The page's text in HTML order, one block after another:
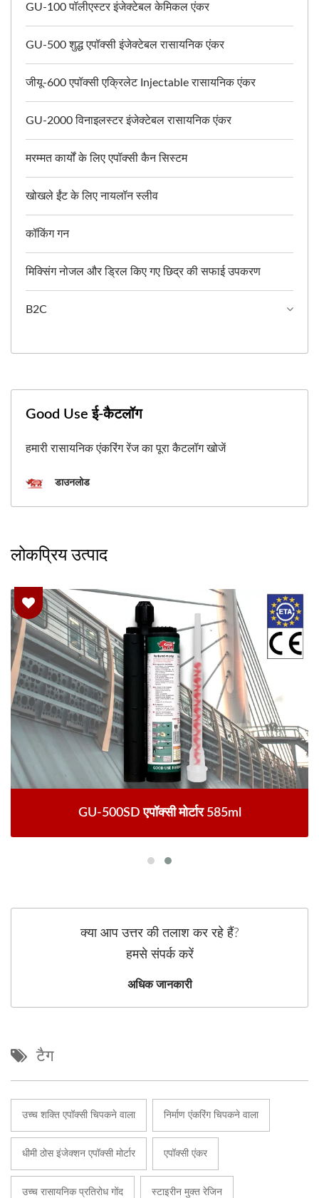
GU-100 पॉलीएस्टर इंजेक्टेबल केमिकल एंकर
GU-500 शुद्ध एपॉक्सी इंजेक्टेबल रासायनिक एंकर
जीयू-600 एपॉक्सी एक्रिलेट Injectable रासायनिक एंकर
GU-2000 विनाइलस्टर इंजेक्टेबल रासायनिक एंकर
मरम्मत कार्यों के लिए एपॉक्सी कैन सिस्टम
खोखले ईंट के लिए नायलॉन स्लीव
कॉकिंग गन
मिक्सिंग नोजल और ड्रिल किए गए छिद्र की सफाई उपकरण
B2C
Good Use ई-कैटलॉग
हमारी रासायनिक एंकरिंग रेंज का पूरा कैटलॉग खोजें
डाउनलोड
लोकप्रिय उत्पाद
GU-500SD एपॉक्सी मोर्टार 585ml
क्या आप उत्तर की तलाश कर रहे हैं?
हमसे संपर्क करें
अधिक जानकारी
टैग
उच्च शक्ति एपॉक्सी चिपकने वाला निर्माण एंकरिंग चिपकने वाला
धीमी ठोस इंजेक्शन एपॉक्सी मोर्टार एपॉक्सी एंकर
उच्च रासायनिक प्रतिरोध गोंद स्टाइरीन मुक्त रेजिन